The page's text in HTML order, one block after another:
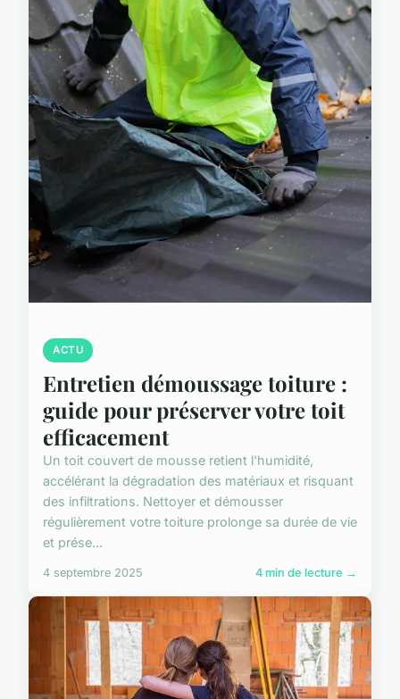
ACTU
Entretien démoussage toiture :
guide pour préserver votre toit
efficacement
Un toit couvert de mousse retient l'humidité,
accélérant la dégradation des matériaux et risquant
des infiltrations. Nettoyer et démousser
régulièrement votre toiture prolonge sa durée de vie
et prése...
4 septembre 2025 4 min de lecture →